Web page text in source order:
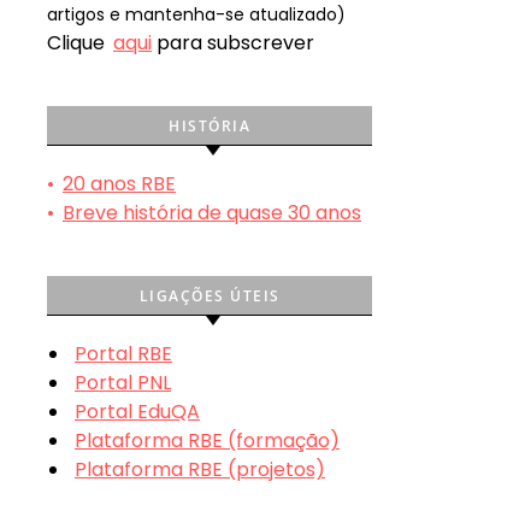
artigos e mantenha-se atualizado)
Clique aqui para subscrever
HISTÓRIA
• 20 anos RBE
• Breve história de quase 30 anos
LIGAÇÕES ÚTEIS
Portal RBE
Portal PNL
Portal EduQA
Plataforma RBE (formação)
Plataforma RBE (projetos)